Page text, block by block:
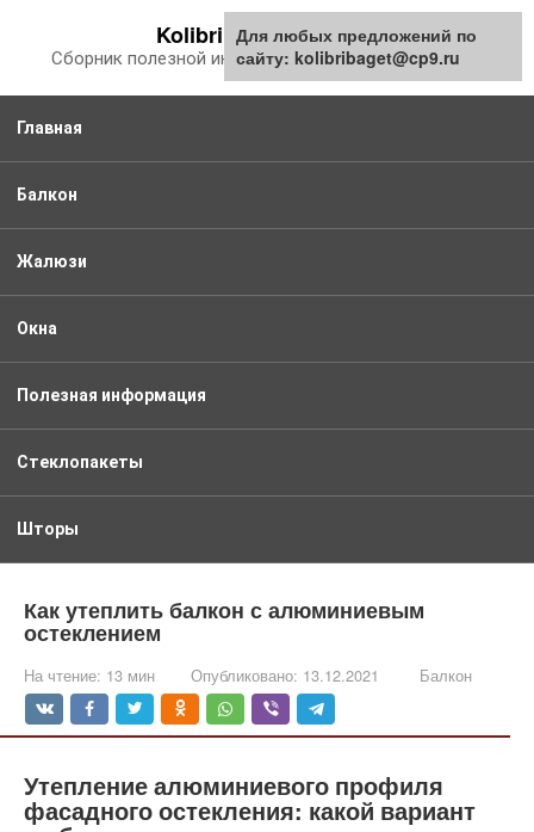
контенту
Kolibribaget.ru
Сборник полезной информации про балкон
Главная
Балкон
Жалюзи
Окна
Полезная информация
Стеклопакеты
Шторы
Как утеплить балкон с алюминиевым
остеклением
На чтение: 13 мин Опубликовано: 13.12.2021 Балкон
Утепление алюминиевого профиля
фасадного остекления: какой вариант
Для любых предложений по
сайту: kolibribaget@cp9.ru